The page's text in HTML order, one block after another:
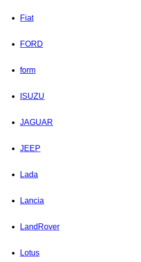
Fiat
FORD
form
ISUZU
JAGUAR
JEEP
Lada
Lancia
LandRover
Lotus